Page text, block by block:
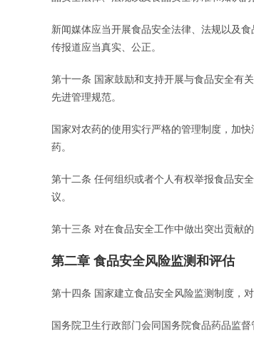
新闻媒体应当开展食品安全法律、法规以及
传报道应当真实、公正。
第十一条 国家鼓励和支持开展与食品安全有
先进管理规范。
国家对农药的使用实行严格的管理制度，加
药。
第十二条 任何组织或者个人有权举报食品安
议。
第十三条 对在食品安全工作中做出突出贡献
第二章 食品安全风险监测和评估
第十四条 国家建立食品安全风险监测制度，
国务院卫生行政部门会同国务院食品药品监